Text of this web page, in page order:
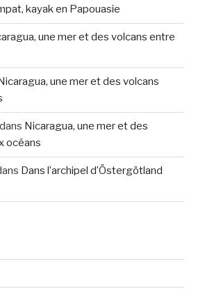
kayak en Papouasie
une mer et des volcans entre
Nicaragua, une mer et des volcans
dans Nicaragua, une mer et des
océans
Dans l’archipel d’Östergötland